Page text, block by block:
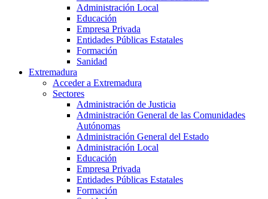
Administración Local
Educación
Empresa Privada
Entidades Públicas Estatales
Formación
Sanidad
Extremadura
Acceder a Extremadura
Sectores
Administración de Justicia
Administración General de las Comunidades
Autónomas
Administración General del Estado
Administración Local
Educación
Empresa Privada
Entidades Públicas Estatales
Formación